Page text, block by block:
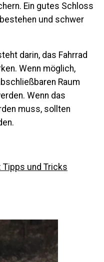
Ein gutes Schloss
und schwer
darin, das Fahrrad
Wenn möglich,
Raum
Wenn das
muss, sollten
Tipps und Tricks